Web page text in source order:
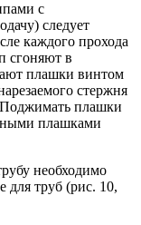
с
следует
каждого прохода
сгоняют в
плашки винтом
стержня
Поджимать плашки
плашками
необходимо
для труб (рис. 10,